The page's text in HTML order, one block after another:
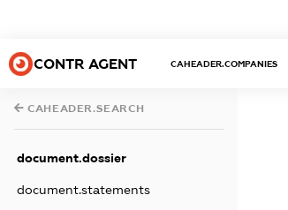
CONTR AGENT CAHEADER.COMPANIES
CAHEADER.SEARCH
document.dossier
document.statements